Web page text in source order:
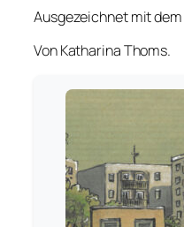
Ausgezeichnet mit dem
Von Katharina Thoms.